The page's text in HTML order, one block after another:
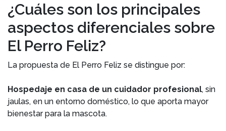
¿Cuáles son los principales
aspectos diferenciales sobre
El Perro Feliz?
La propuesta de El Perro Feliz se distingue por:
Hospedaje en casa de un cuidador profesional, sin
jaulas, en un entorno doméstico, lo que aporta mayor
bienestar para la mascota.